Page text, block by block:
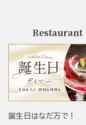
Restaurant
誕生日はなだ万で！